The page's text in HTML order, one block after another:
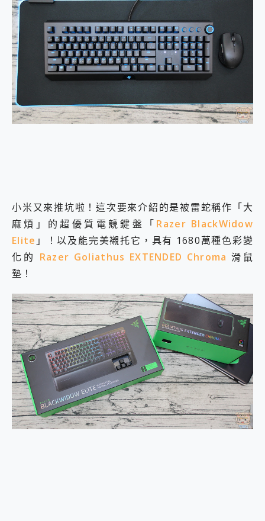
一鍵修復模糊影片、舊照的 AI 好幫手! VideoProc Converter AI 新版全解析 × 年末優惠，一篇全看懂
小朋友才做選擇 投影機 RGB藍牙音響 氛圍情境燈 我通通都要！ Starfish 2 幻彩膠囊投影機｜結合「 智慧投影 & 煥彩流動 」的沈浸式生活新體驗
外型超吸晴~ 給您絕佳操控體驗 GravaStar Mercury K1 系列 異星機械鍵盤與 Mercury X 系列 輕量無線電競滑鼠 開箱 評測
開箱~變身「蜘蛛人」椅子軍師！MSI MPG 491CQP QD-OLED 超寬曲面電競螢幕，多工辦公、爽度滿滿的終極桌面體驗
iPhone 17 系列 有認證的防護來囉！ imos 首家導入 UL MCV 行銷宣告驗證的手機配件品牌
DJI Osmo Pocket 3 爽爽帶回家 歡慶 EaseUS 21 週年到來，「Slogan 海報徵稿活動」好康大放送
小巧好吸不擋鏡頭 有Qi2認證的 ONPRO MagReact MXs2 5000mAh薄型磁吸無線急速行動電源 開箱 評測
寶可夢飛人外掛iToolab AnyGo全新升級，GO Fest 五折優惠嗨翻天！支援 iOS/Android！
百倍變焦實測~ vivo X200 Pro 與 S25 Ultra 誰能滿足全場景拍攝需求？
您的專屬AI 助手 Yoga Slim 7 Aura Edition 觸控AI筆電 開箱 評測
realme 14 Pro 超硬軍規、冰感變色實測，realme 14 5G 遊戲戰鬥值爆表，效能x娛樂全都要！
iPhone、Apple Watch、AirPods耳機 三個設備充電一起搞定 ONPRO MagReact™ M3 3 in 1可攜摺疊無線充電器 開箱 評測
動靜皆宜「HUAWEI FreeArc」開放式耳掛耳機，無感配戴! 超穩超服貼，音質、通話也很優質
好玩好拍 vivo V50 ~ 口袋裡的 Zeiss 潮流攝影棚!
B&O 精品級音響! Home+ 中嘉寬頻 SoundBox 劇院串流盒 開箱 評測
2億 APO蔡司長焦神機降臨~ vivo X200 Pro、vivo X200 就是這麼好拍
EaseUS Vocal Remover 免費線上去聲器一鍵去除人聲 人聲 音樂分離 2024 消除人聲推薦
Locawhere AnyTo 寶可夢飛人 AnyTo 不出門也可以飛遍全世界
小體積 40000mAh 超大容量 一次充5個設備 充好充滿 CUKTECH 酷態科 300W 微型充電站 開箱 評測
97.3% 恢復率，資料救援就是這麼簡單 EaseUS Data Recovery Wizard Free 18.0.0 業界最好的資料救援軟體
磁碟系統大風吹 有了 磁碟管理程式 EaseUS Partition Master 就是這麼簡單
全新 SONY Xperia 1 VI 開箱! 相機實測! 長焦覆蓋更遠更清晰、2日長續航、頂尖影音娛樂效能~
Xiaomi 14 Ultra 開箱 評測~ 有深度的 Leica 影像旗艦手機! 加碼小旗艦 Xiaomi 14 開箱 評測
vivo TWS 3e 真無線藍牙耳機智慧降噪升級、音質明亮溫潤，並支援雙設備連接~
小米又來推坑啦！這次要來介紹的是被雷蛇稱作「大
麻煩」的超優質電競鍵盤「 Razer BlackWidow
Elite 」！以及能完美襯托它，具有 1680萬種色彩變
化的 Razer Goliathus EXTENDED Chroma 滑鼠
墊！